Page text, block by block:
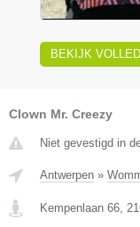
BEKIJK
Clown Mr. Creezy
Niet gevestigd in
Antwerpen »
Kempenlaan 66,